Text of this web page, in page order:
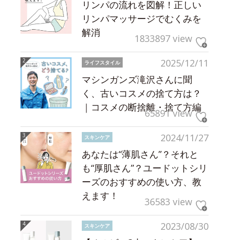
リンパの流れを図解！正しい
リンパマッサージでむくみを
解消
1833897 view
2025/12/11
ライフスタイル
マシンガンズ滝沢さんに聞
く、古いコスメの捨て方は？
｜コスメの断捨離・捨て方編
65891 view
2024/11/27
スキンケア
あなたは“薄肌さん”？それと
も“厚肌さん”？ユードットシリ
ーズのおすすめの使い方、教
えます！
36583 view
2023/08/30
スキンケア